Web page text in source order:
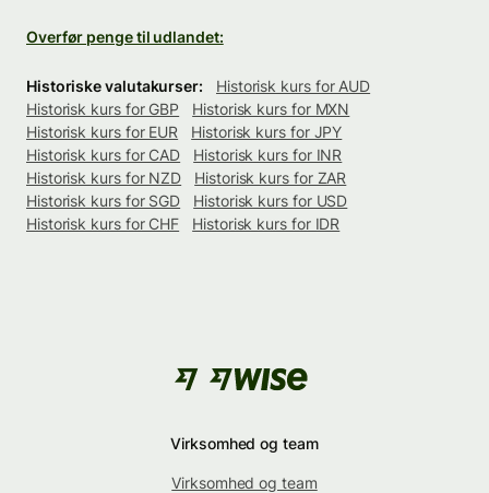
Overfør penge til udlandet:
Historiske valutakurser:
Historisk kurs for AUD
Historisk kurs for GBP
Historisk kurs for MXN
Historisk kurs for EUR
Historisk kurs for JPY
Historisk kurs for CAD
Historisk kurs for INR
Historisk kurs for NZD
Historisk kurs for ZAR
Historisk kurs for SGD
Historisk kurs for USD
Historisk kurs for CHF
Historisk kurs for IDR
Virksomhed og team
Virksomhed og team